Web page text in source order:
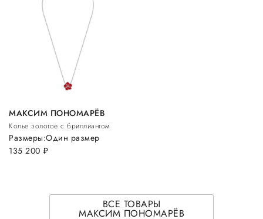
МАКСИМ ПОНОМАРЁВ
Колье золотое с бриллиантом
135 200 руб.
Размеры:Один размер
ВСЕ ТОВАРЫ
МАКСИМ ПОНОМАРЁВ